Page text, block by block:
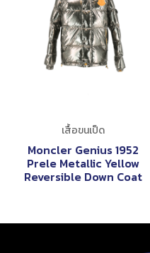
เสื้อขนเป็ด
Moncler Genius 1952
Prele Metallic Yellow
Reversible Down Coat